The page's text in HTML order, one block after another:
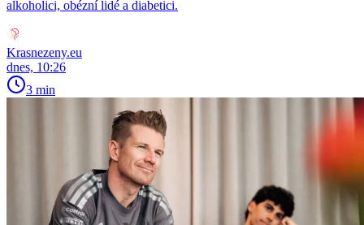
alkoholici, obézní lidé a diabetici.
Krasnezeny.eu
dnes, 10:26
3 min